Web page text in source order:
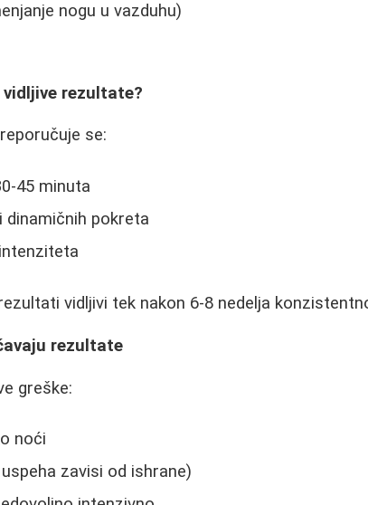
nogu u vazduhu)
rezultate?
se:
45 minuta
dinamičnih pokreta
vidljivi tek nakon 6-8 nedelja
rezultate
greške:
noći
zavisi od ishrane)